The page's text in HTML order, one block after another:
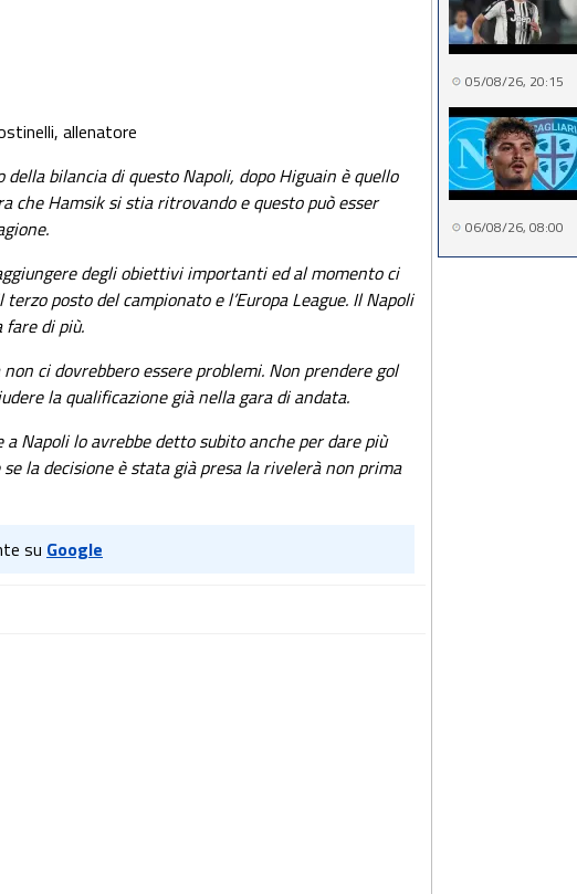
allenatore
della bilancia di questo Napoli, dopo Higuain è quello
che Hamsik si stia ritrovando e questo può esser
degli obiettivi importanti ed al momento ci
posto del campionato e l’Europa League. Il Napoli
fare di più.
ci dovrebbero essere problemi. Non prendere gol
la qualificazione già nella gara di andata.
Napoli lo avrebbe detto subito anche per dare più
la decisione è stata già presa la rivelerà non prima
su Google
05/08/26, 20:15
06/08/26, 08:00